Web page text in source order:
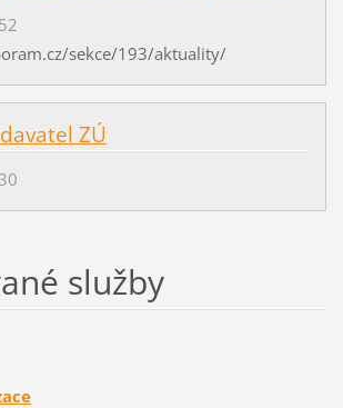
sekce/193/aktuality/
ZÚ
služby